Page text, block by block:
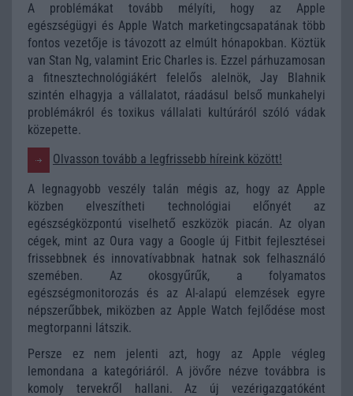
A problémákat tovább mélyíti, hogy az Apple
egészségügyi és Apple Watch marketingcsapatának több
fontos vezetője is távozott az elmúlt hónapokban. Köztük
van Stan Ng, valamint Eric Charles is. Ezzel párhuzamosan
a fitnesztechnológiákért felelős alelnök, Jay Blahnik
szintén elhagyja a vállalatot, ráadásul belső munkahelyi
problémákról és toxikus vállalati kultúráról szóló vádak
közepette.
Olvasson tovább a legfrissebb híreink között!
A legnagyobb veszély talán mégis az, hogy az Apple
közben elveszítheti technológiai előnyét az
egészségközpontú viselhető eszközök piacán. Az olyan
cégek, mint az Oura vagy a Google új Fitbit fejlesztései
frissebbnek és innovatívabbnak hatnak sok felhasználó
szemében. Az okosgyűrűk, a folyamatos
egészségmonitorozás és az AI-alapú elemzések egyre
népszerűbbek, miközben az Apple Watch fejlődése most
megtorpanni látszik.
Persze ez nem jelenti azt, hogy az Apple végleg
lemondana a kategóriáról. A jövőre nézve továbbra is
komoly tervekről hallani. Az új vezérigazgatóként